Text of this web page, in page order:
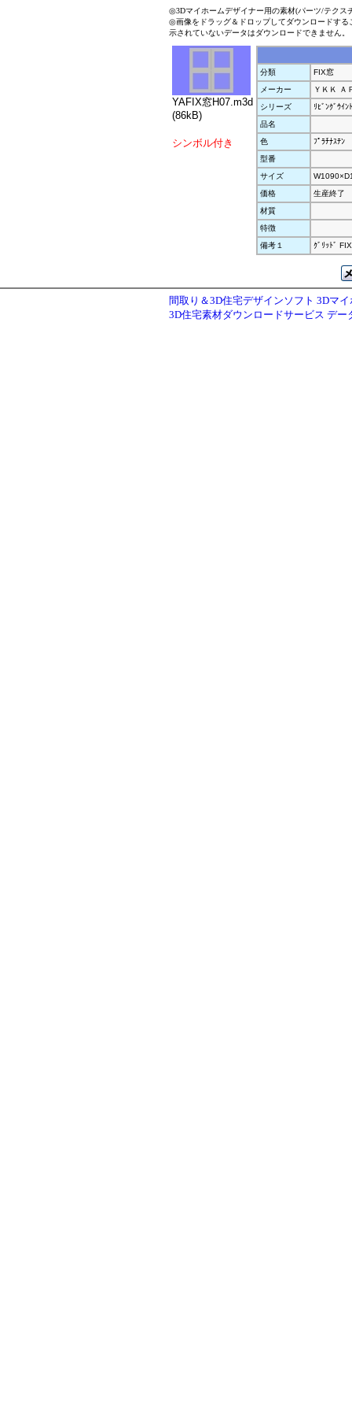
◎3Dマイホームデザイナー用の素材(パーツ/テクス
◎画像をドラッグ＆ドロップしてダウンロードす
示されていないデータはダウンロードできません。
YAFIX窓H07.m3d
(86kB)
シンボル付き
分類
FIX窓
メーカー
ＹＫＫ Ａ
シリーズ
ﾘﾋﾞﾝｸﾞｳｲﾝ
品名
色
ﾌﾟﾗﾁﾅｽﾃﾝ
型番
サイズ
価格
生産終了
材質
特徴
備考１
ｸﾞﾘｯﾄﾞ
間取り＆3D住宅デザインソフト 3Dマ
3D住宅素材ダウンロードサービス デー